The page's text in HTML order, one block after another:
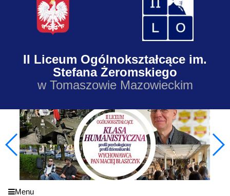
II Liceum Ogólnokształcące im.
Stefana Żeromskiego
w Tomaszowie Mazowieckim
Menu